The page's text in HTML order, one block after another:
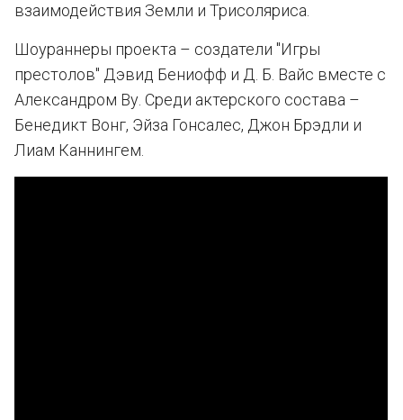
взаимодействия Земли и Трисоляриса.
Шоураннеры проекта – создатели "Игры
престолов" Дэвид Бениофф и Д. Б. Вайс вместе с
Александром Ву. Среди актерского состава –
Бенедикт Вонг, Эйза Гонсалес, Джон Брэдли и
Лиам Каннингем.